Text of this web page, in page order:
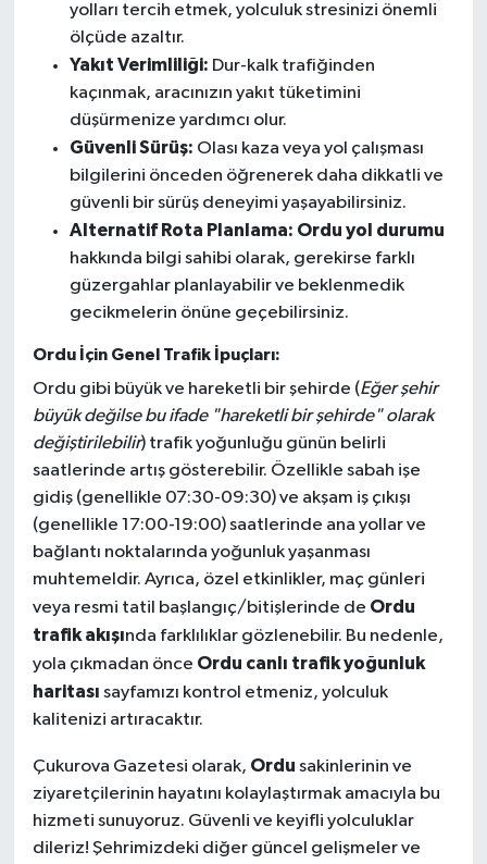
yolları tercih etmek, yolculuk stresinizi önemli
ölçüde azaltır.
Yakıt Verimliliği: Dur-kalk trafiğinden
kaçınmak, aracınızın yakıt tüketimini
düşürmenize yardımcı olur.
Güvenli Sürüş: Olası kaza veya yol çalışması
bilgilerini önceden öğrenerek daha dikkatli ve
güvenli bir sürüş deneyimi yaşayabilirsiniz.
Alternatif Rota Planlama: Ordu yol durumu
hakkında bilgi sahibi olarak, gerekirse farklı
güzergahlar planlayabilir ve beklenmedik
gecikmelerin önüne geçebilirsiniz.
Ordu İçin Genel Trafik İpuçları:
Ordu gibi büyük ve hareketli bir şehirde (Eğer şehir
büyük değilse bu ifade "hareketli bir şehirde" olarak
değiştirilebilir) trafik yoğunluğu günün belirli
saatlerinde artış gösterebilir. Özellikle sabah işe
gidiş (genellikle 07:30-09:30) ve akşam iş çıkışı
(genellikle 17:00-19:00) saatlerinde ana yollar ve
bağlantı noktalarında yoğunluk yaşanması
muhtemeldir. Ayrıca, özel etkinlikler, maç günleri
veya resmi tatil başlangıç/bitişlerinde de Ordu
trafik akışında farklılıklar gözlenebilir. Bu nedenle,
yola çıkmadan önce Ordu canlı trafik yoğunluk
haritası sayfamızı kontrol etmeniz, yolculuk
kalitenizi artıracaktır.
Çukurova Gazetesi olarak, Ordu sakinlerinin ve
ziyaretçilerinin hayatını kolaylaştırmak amacıyla bu
hizmeti sunuyoruz. Güvenli ve keyifli yolculuklar
dileriz! Şehrimizdeki diğer güncel gelişmeler ve